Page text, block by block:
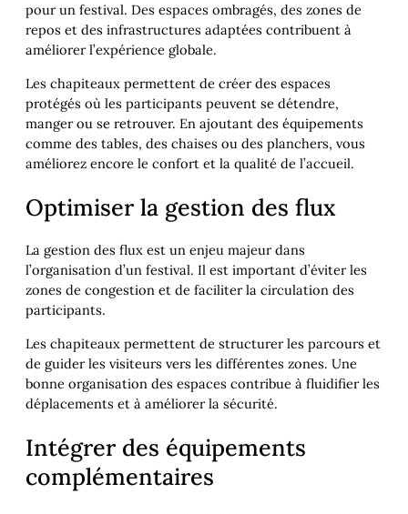
pour un festival. Des espaces ombragés, des zones de
repos et des infrastructures adaptées contribuent à
améliorer l’expérience globale.
Les chapiteaux permettent de créer des espaces
protégés où les participants peuvent se détendre,
manger ou se retrouver. En ajoutant des équipements
comme des tables, des chaises ou des planchers, vous
améliorez encore le confort et la qualité de l’accueil.
Optimiser la gestion des flux
La gestion des flux est un enjeu majeur dans
l’organisation d’un festival. Il est important d’éviter les
zones de congestion et de faciliter la circulation des
participants.
Les chapiteaux permettent de structurer les parcours et
de guider les visiteurs vers les différentes zones. Une
bonne organisation des espaces contribue à fluidifier les
déplacements et à améliorer la sécurité.
Intégrer des équipements
complémentaires